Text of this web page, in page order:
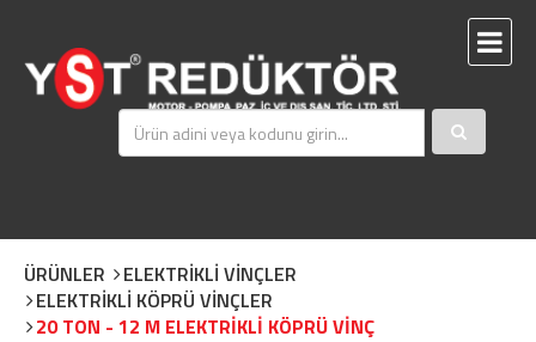
ÜRÜNLER
ELEKTRİKLİ VİNÇLER
ELEKTRİKLİ KÖPRÜ VİNÇLER
20 TON - 12 M ELEKTRİKLİ KÖPRÜ VİNÇ